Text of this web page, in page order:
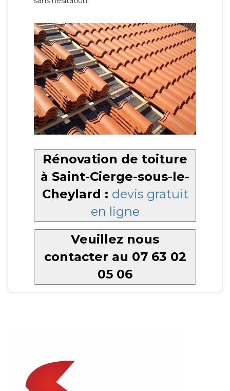
Rénovation de toiture
à Saint-Cierge-sous-le-
Cheylard : devis gratuit
en ligne
Veuillez nous
contacter au 07 63 02
05 06